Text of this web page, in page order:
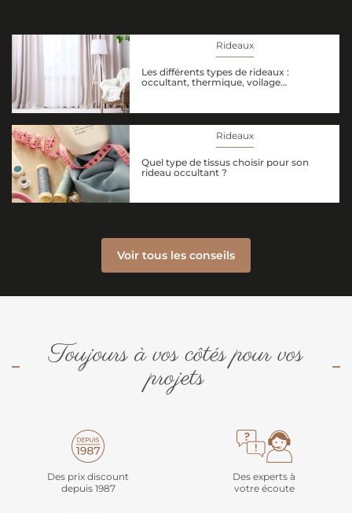
Rideaux
Les différents types de rideaux :
occultant, thermique, voilage…
Rideaux
Quel type de tissus choisir pour son
rideau occultant ?
Voir tous les conseils
Toujours à vos côtés pour vos
projets
Des prix discount
depuis 1987
Des experts à
votre écoute